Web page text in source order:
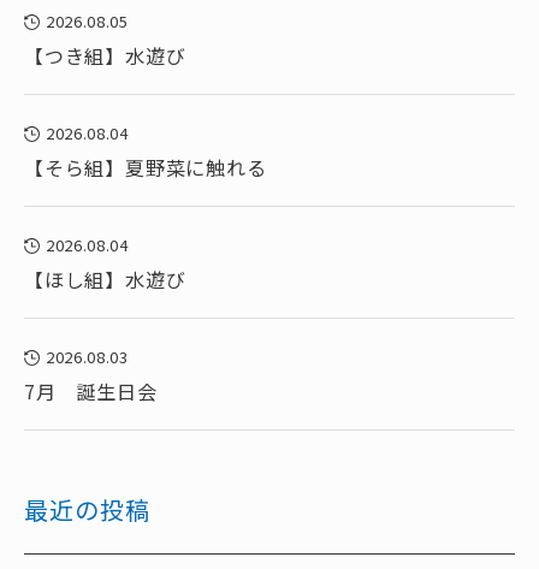
2026.08.05
【つき組】水遊び
2026.08.04
【そら組】夏野菜に触れる
2026.08.04
【ほし組】水遊び
2026.08.03
7月 誕生日会
最近の投稿